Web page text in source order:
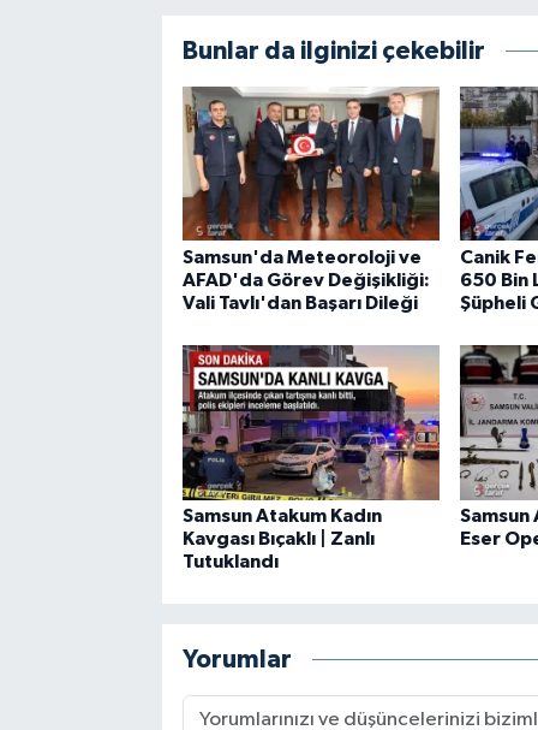
Bunlar da ilginizi çekebilir
Samsun'da Meteoroloji ve
AFAD'da Görev Değişikliği:
Vali Tavlı'dan Başarı Dileği
Canik
650 Bin
Şüpheli
Samsun Atakum Kadın
Kavgası Bıçaklı | Zanlı
Tutuklandı
Samsun
Eser
Yorumlar